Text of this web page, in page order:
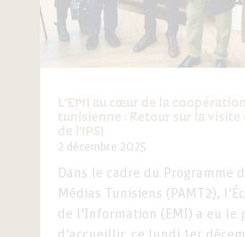
L’EMI au cœur de la
tunisienne : Retour sur la visite
de l’IPSI
2 décembre 2025
Dans le cadre du Programme
Médias Tunisiens (PAMT2),
de l'Information (EMI) a eu le